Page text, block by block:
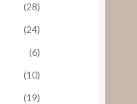
(28)
(24)
(6)
(10)
(19)